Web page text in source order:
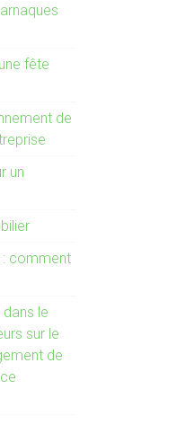
fête
de
un
: comment
le
sur le
de